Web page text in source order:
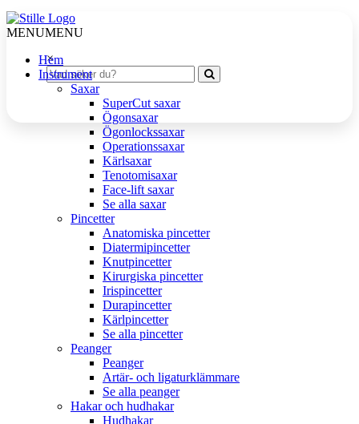
×
MENUMENU
Hem
Instrument
Saxar
SuperCut saxar
Ögonsaxar
Ögonlockssaxar
Operationssaxar
Kärlsaxar
Tenotomisaxar
Face-lift saxar
Se alla saxar
Pincetter
Anatomiska pincetter
Diatermipincetter
Knutpincetter
Kirurgiska pincetter
Irispincetter
Durapincetter
Kärlpincetter
Se alla pincetter
Peanger
Peanger
Artär- och ligaturklämmare
Se alla peanger
Hakar och hudhakar
Hudhakar